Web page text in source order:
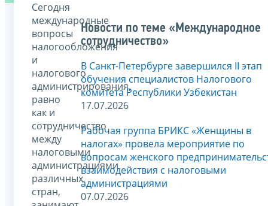
Сегодня
международные
вопросы
налогообложения
и
налогового
администрирования,
равно
как и
сотрудничество
между
налоговыми
администрациями
различных
стран,
Новости по теме «Международное
сотрудничество»
В Санкт-Петербурге завершился II этап
обучения специалистов Налогового
комитета Республики Узбекистан
17.07.2026
Рабочая группа БРИКС «Женщины в
налогах» провела мероприятие по
вопросам женского
взаимодействия с налоговыми
администрациями
07.07.2026